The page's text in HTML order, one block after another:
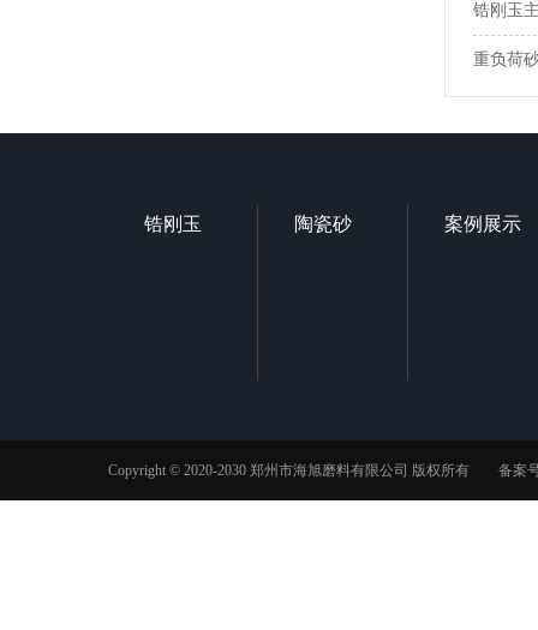
锆刚玉
重负荷
锆刚玉 陶瓷砂 案例展示
Copyright © 2020-2030 郑州市海旭磨料有限公司 版权所有 备案